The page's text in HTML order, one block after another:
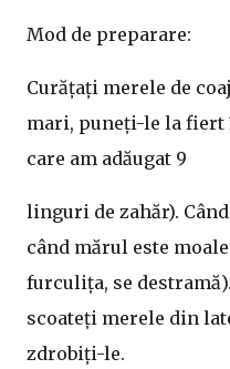
Mod de preparare:
Curățați merele de
mari, puneți-le la fiert
care am adăugat 9
linguri de zahăr).
când mărul este
furculița, se
scoateți merele din
zdrobiți-le.